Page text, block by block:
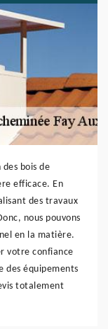
bois de
efficace. En
des travaux
nous pouvons
en la matière.
votre confiance
des équipements
totalement